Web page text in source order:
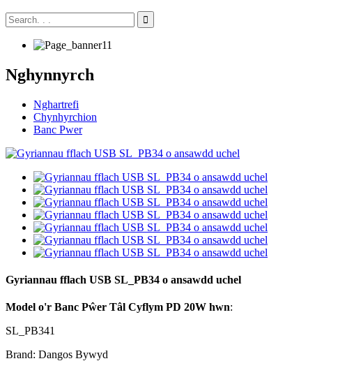
Nghynnyrch
Nghartrefi
Chynhyrchion
Banc Pwer
Gyriannau fflach USB SL_PB34 o ansawdd uchel
Model o'r Banc Pŵer Tâl Cyflym PD 20W hwn:
SL_PB341
Brand: Dangos Bywyd